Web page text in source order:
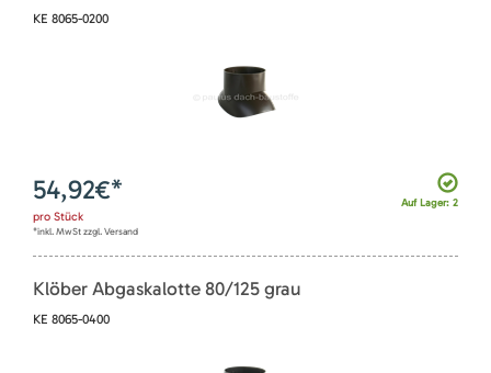
KE 8065-0200
Auf Lager: 2
54,92€*
pro Stück
*inkl. MwSt zzgl. Versand
Klöber Abgaskalotte 80/125 grau
KE 8065-0400